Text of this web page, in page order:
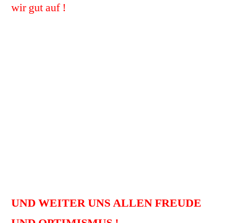
wir gut auf !
UND WEITER UNS ALLEN FREUDE